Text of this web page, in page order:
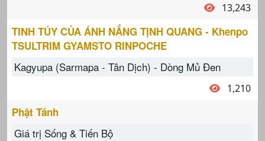
13,243
TINH TÚY CỦA ÁNH NẮNG TỊNH QUANG - Khenpo
TSULTRIM GYAMSTO RINPOCHE
Kagyupa (Sarmapa - Tân Dịch) - Dòng Mủ Đen
1,210
Phật Tánh
Giá trị Sống & Tiến Bộ